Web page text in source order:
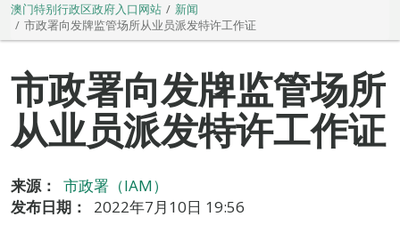
澳门特别行政区政府入口网站
新闻
市政署向发牌监管场所从业员派发特许工作证
市政署向发牌监管场所
从业员派发特许工作证
来源：
市政署（IAM）
发布日期：
2022年7月10日 19:56